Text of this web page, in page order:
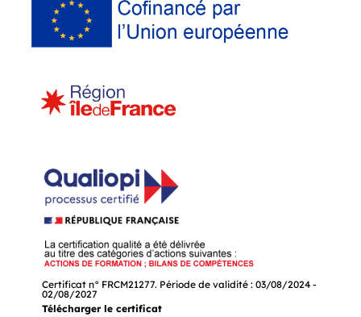
Certificat n° FRCM21277. Période de validité : 03/08/2024 -
02/08/2027
Télécharger le certificat